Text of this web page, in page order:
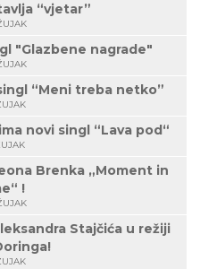
“vjetar”
"Glazbene nagrade"
“Meni treba netko”
novi singl “Lava pod“
Brenka „Moment in
!
Stajčića u režiji